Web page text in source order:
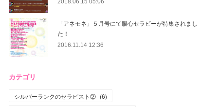
2018.06.15 05:06
「アネモネ」５月号にて腸心セラピーが特集されまし
た！
2016.11.14 12:36
カテゴリ
シルバーランクのセラピスト② (6)